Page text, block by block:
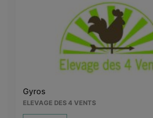
Gyros
ELEVAGE DES 4 VENTS